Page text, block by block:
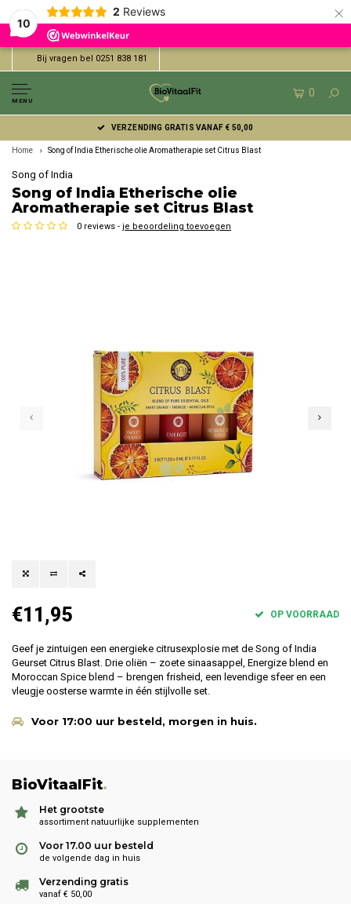
10
2 Reviews ×
Bij vragen bel 0251 838 181
MENU
0
VERZENDING GRATIS VANAF € 50,00
Home Song of India Etherische olie Aromatherapie set Citrus Blast
Song of India
Song of India Etherische olie
Aromatherapie set Citrus Blast
0 reviews - je beoordeling toevoegen
€11,95 OP VOORRAAD
Geef je zintuigen een energieke citrusexplosie met de Song of India
Geurset Citrus Blast. Drie oliën – zoete sinaasappel, Energize blend en
Moroccan Spice blend – brengen frisheid, een levendige sfeer en een
vleugje oosterse warmte in één stijlvolle set.
Voor 17:00 uur besteld, morgen in huis.
BioVitaalFit.
Het grootste
assortiment natuurlijke supplementen
Voor 17.00 uur besteld
de volgende dag in huis
Verzending gratis
vanaf € 50,00